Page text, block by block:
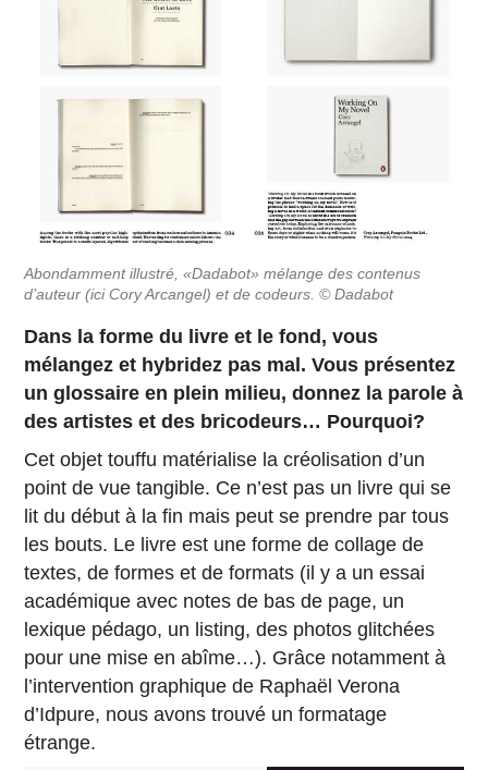
Abondamment illustré, «Dadabot» mélange des contenus
d’auteur (ici Cory Arcangel) et de codeurs. © Dadabot
Dans la forme du livre et le fond, vous
mélangez et hybridez pas mal. Vous présentez
un glossaire en plein milieu, donnez la parole à
des artistes et des bricodeurs… Pourquoi?
Cet objet touffu matérialise la créolisation d’un
point de vue tangible. Ce n’est pas un livre qui se
lit du début à la fin mais peut se prendre par tous
les bouts. Le livre est une forme de collage de
textes, de formes et de formats (il y a un essai
académique avec notes de bas de page, un
lexique pédago, un listing, des photos glitchées
pour une mise en abîme…). Grâce notamment à
l’intervention graphique de Raphaël Verona
d’Idpure, nous avons trouvé un formatage
étrange.